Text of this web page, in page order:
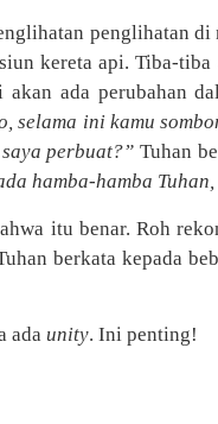
penglihatan di
kereta api. Tiba-tiba
ada perubahan
selama ini kamu
perbuat?”Tuhan
hamba-hamba
itu benar. Roh
berkata kepada
ada unity. Ini penting!